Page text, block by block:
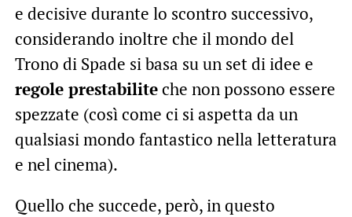
e decisive durante lo scontro successivo,
considerando inoltre che il mondo del
Trono di Spade si basa su un set di idee e
regole prestabiliteche non possono essere
spezzate (così come ci si aspetta da un
qualsiasi mondo fantastico nella letteratura
e nel cinema).
Quello che succede, però, in questo